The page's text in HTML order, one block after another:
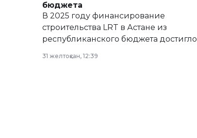
бюджета
В 2025 году финансирование
строительства LRT в Астане из
республиканского бюджета достигло
31 желтоқсан, 12:39